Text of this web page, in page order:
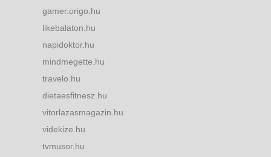
gamer.origo.hu
likebalaton.hu
napidoktor.hu
mindmegette.hu
travelo.hu
dietaesfitnesz.hu
vitorlazasmagazin.hu
videkize.hu
tvmusor.hu